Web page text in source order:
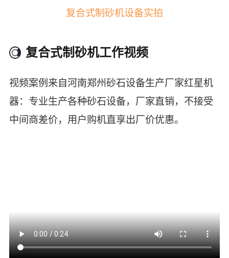
复合式制砂机设备实拍
复合式制砂机工作视频
视频案例来自河南郑州砂石设备生产厂家红星机
器：专业生产各种砂石设备，厂家直销，不接受
中间商差价，用户购机直享出厂价优惠。